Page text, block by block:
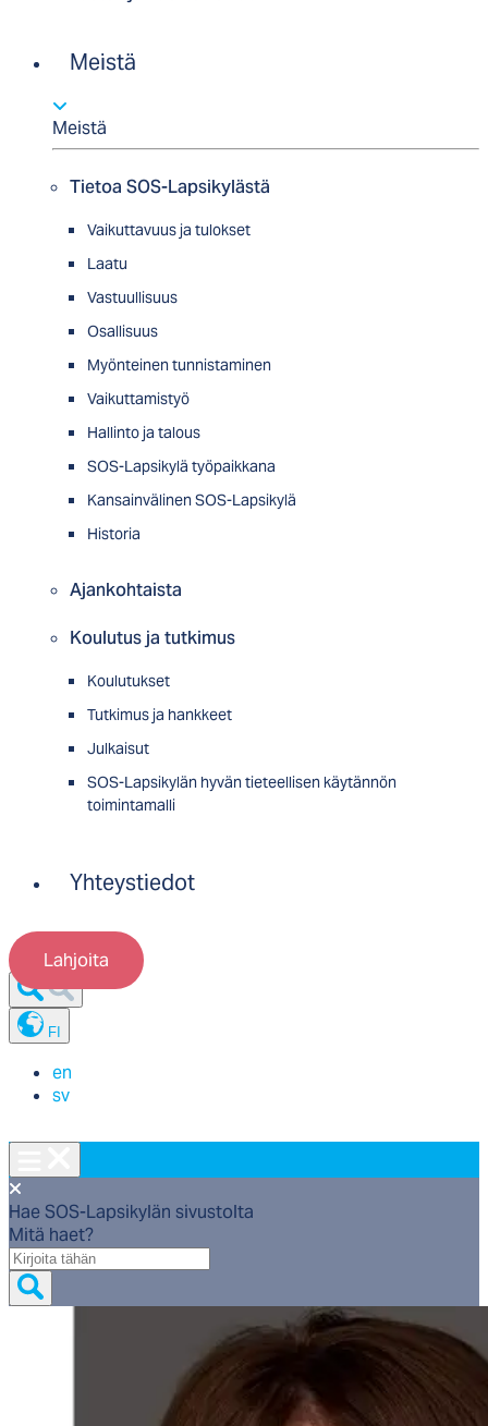
Meistä
Meistä
Tietoa SOS-Lapsikylästä
Vaikuttavuus ja tulokset
Laatu
Vastuullisuus
Osallisuus
Myön­tei­nen tun­nis­ta­minen
Vaikuttamistyö
Hallinto ja talous
SOS-Lapsikylä työpaikkana
Kansainvälinen SOS-Lapsikylä
Historia
Ajankohtaista
Koulutus ja tutkimus
Koulutukset
Tutkimus ja hankkeet
Julkaisut
SOS-Lapsikylän hyvän tieteellisen käytännön
toimintamalli
Yhteystiedot
Lahjoita
FI
en
sv
Hae SOS-Lapsikylän sivustolta
Mitä haet?
Mitä
haet?